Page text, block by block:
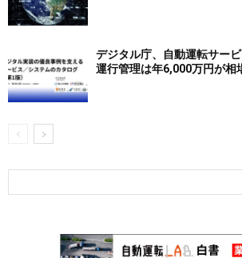
デジタル庁、自動運転サー
運行管理は年6,000万円が相